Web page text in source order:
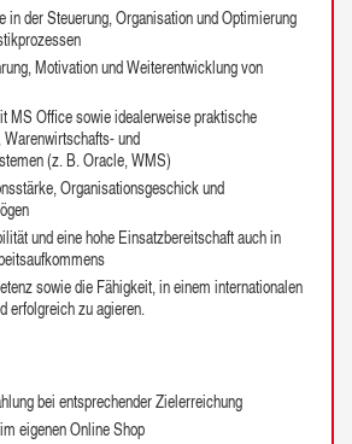
in der Steuerung, Organisation und Optimierung
Motivation und Weiterentwicklung von
MS Office sowie idealerweise praktische
und
(z. B. Oracle, WMS)
Organisationsgeschick und
und eine hohe Einsatzbereitschaft auch in
sowie die Fähigkeit, in einem internationalen
erfolgreich zu agieren.
bei entsprechender Zielerreichung
eigenen Online Shop